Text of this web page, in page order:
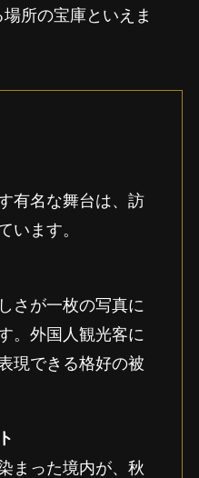
所の宝庫といえま
有名な舞台は、訪
います。
さが一枚の写真に
。外国人観光客に
現できる格好の被
まった境内が、秋